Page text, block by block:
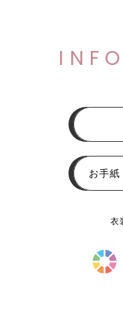
お手紙
衣